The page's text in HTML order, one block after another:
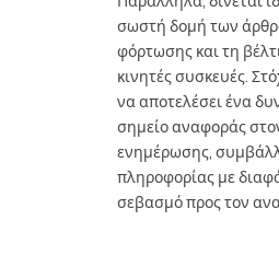
σωστή δομή των
φόρτωσης και τη
κινητές συσκευές.
να αποτελέσει ένα
σημείο αναφοράς
ενημέρωσης,
πληροφορίας με
σεβασμό προς τον